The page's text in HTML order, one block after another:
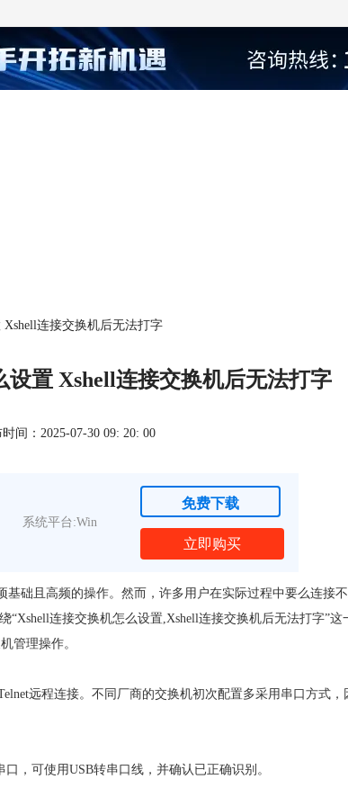
连接交换机后无法打字
设置 Xshell连接交换机后无法打字
间：2025-07-30 09: 20: 00
系统平台:Win
免费下载
立即购买
础且高频的操作。然而，许多用户在实际过程中要么连接
“Xshell连接交换机怎么设置,Xshell连接交换机后无法打字”
管理操作。
远程连接。不同厂商的交换机初次配置多采用串口方式
，可使用USB转串口线，并确认已正确识别。